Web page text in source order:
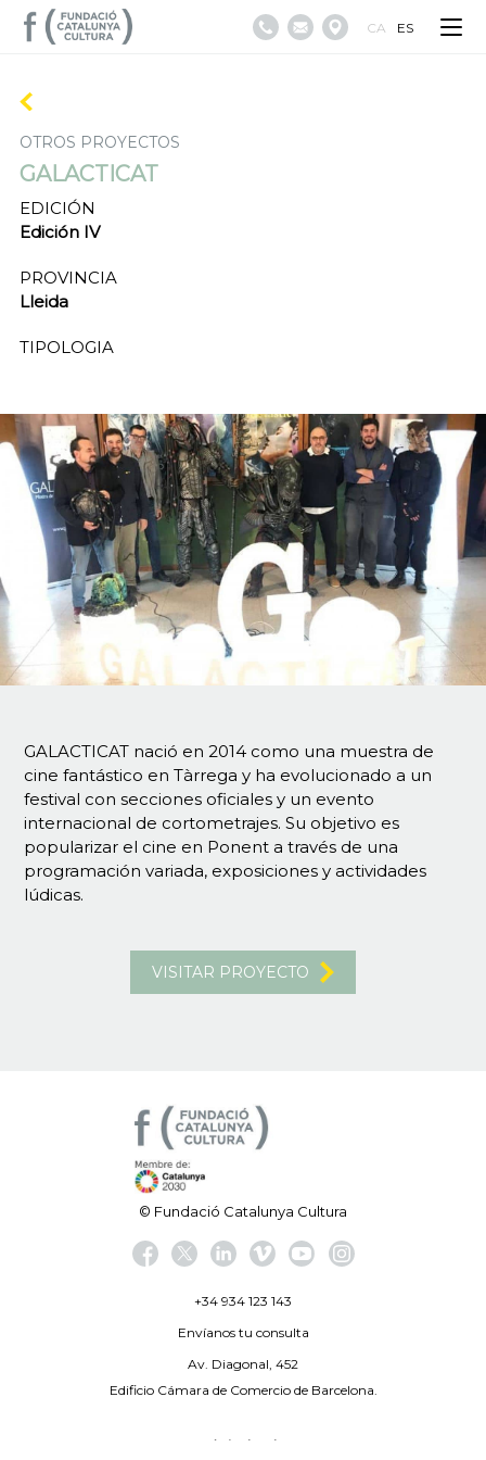
CA ES
OTROS PROYECTOS
GALACTICAT
EDICIÓN
Edición IV
PROVINCIA
Lleida
TIPOLOGIA
GALACTICAT nació en 2014 como una muestra de
cine fantástico en Tàrrega y ha evolucionado a un
festival con secciones oficiales y un evento
internacional de cortometrajes. Su objetivo es
popularizar el cine en Ponent a través de una
programación variada, exposiciones y actividades
lúdicas.
VISITAR PROYECTO
© Fundació Catalunya Cultura
+34 934 123 143
Envíanos tu consulta
Av. Diagonal, 452
Edificio Cámara de Comercio de Barcelona.
Aviso legal